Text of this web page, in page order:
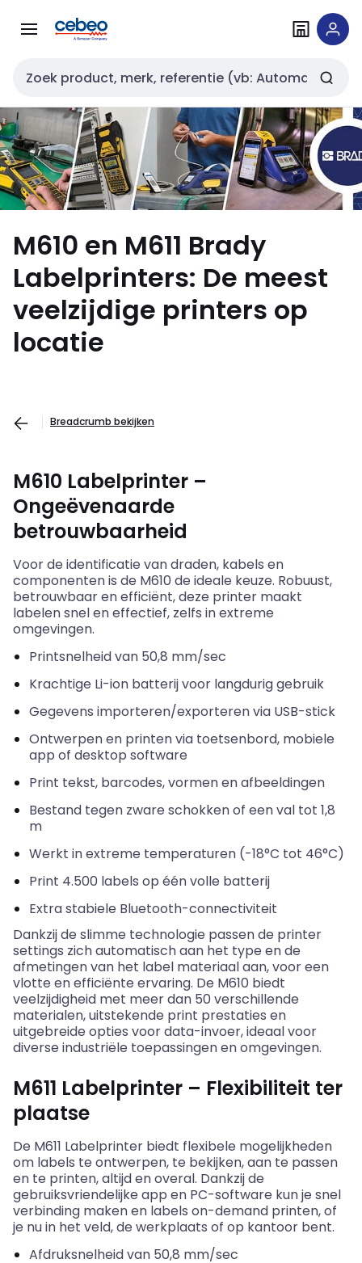
naar
naar
Zoekveld invoer
M610 en M611 Brady
Labelprinters: De meest
veelzijdige printers op
locatie
Breadcrumb bekijken
M610 Labelprinter –
Ongeëvenaarde
betrouwbaarheid
Voor de identificatie vandraden, kabels en
componentenis de M610 de ideale keuze. Robuust,
betrouwbaarenefficiënt,deze printer maakt
labelensneleneffectief, zelfs in extreme
omgevingen.
Printsnelheidvan 50,8 mm/sec
Krachtige Li-ion batterijvoor langduriggebruik
Gegevens importeren/exporterenvia USB-stick
Ontwerpenen printenvia toetsenbord, mobiele
app of desktop software
Print tekst, barcodes,vormenenafbeeldingen
Bestand tegen zware schokkenof eenval tot 1,8
m
Werkt in extreme temperaturen (-18°C tot 46°C)
Print 4.500 labels op éénvolle batterij
Extrastabiele Bluetooth-connectiviteit
Dankzijde slimme technologie passende printer
settings zichautomatischaan het type ende
afmetingenvan het label materiaalaan,vooreen
vlotte enefficiënte ervaring. De M610 biedt
veelzijdigheid met meerdan 50 verschillende
materialen,uitstekende print prestaties en
uitgebreide opties voordata-invoer,ideaalvoor
diverse industriële toepassingenenomgevingen.
M611 Labelprinter – Flexibiliteit ter
plaatse
De M611 Labelprinter biedt flexibele mogelijkheden
om labels te ontwerpen, te bekijken,aan te passen
en te printen,altijdenoveral. Dankzijde
gebruiksvriendelijke app en PC-software kunje snel
verbinding makenen labels on-demand printen, of
je nu in het veld, de werkplaats of op kantoor bent.
Afdruksnelheidvan 50,8 mm/sec